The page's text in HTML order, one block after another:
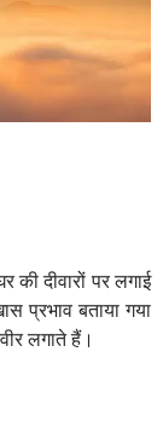
दीवारों पर लगाई
प्रभाव बताया गया
लगाते हैं।